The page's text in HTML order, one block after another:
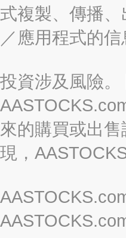
式複製、傳播
／應用程式的
投資涉及風險
來的購買或出
現，